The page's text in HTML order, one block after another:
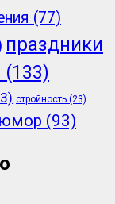
(77)
праздники
(133)
стройность (23)
юмор (93)